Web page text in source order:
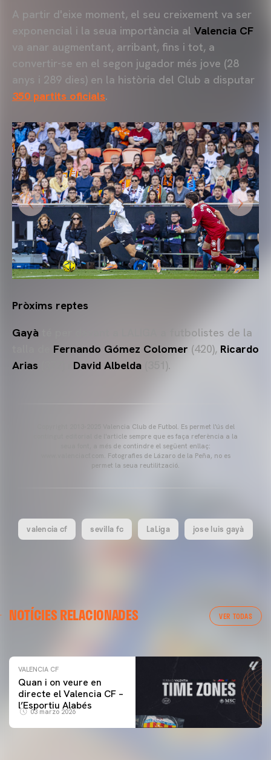
A partir d'eixe moment, el seu creixement va ser
exponencial i la seua importància al Valencia CF
va anar augmentant, arribant, fins i tot, a
convertir-se en el segon jugador més jove (28
anys i 289 dies) en la història del Club a disputar
350 partits oficials.
Pròxims reptes
Gayà té per davant a LALIGA a futbolistes de la
Fernando Gómez Colomer (420), Ricardo
Arias
David Albelda (351).
Copyright 2013-2025 Valencia Club de Futbol. Es permet l'ús del
contingut editorial de l'article sempre que es faça referència a la
seua font, a més de contindre el següent enllaç:
www.valenciacf.com. Fotografies de Lázaro de la Peña, no es
permet la seua reutilització.
valencia cf sevilla fc LaLiga jose luis gayà
NOTÍCIES RELACIONADES VER TODAS
ENTRENAMENT DEL VALENCIA CF 04/03/26
VALENCIA CF
Quan i on veure en
directe el Valencia CF –
l’Esportiu Alabés
03 marzo 2026